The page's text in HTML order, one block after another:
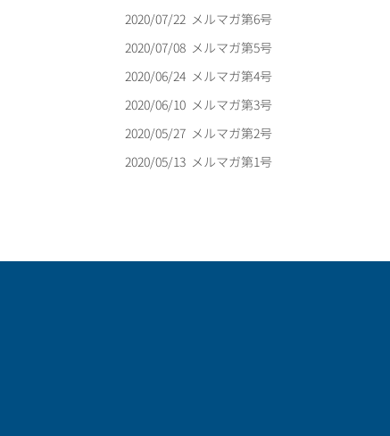
2020/07/22 メルマガ第6号
2020/07/08 メルマガ第5号
2020/06/24 メルマガ第4号
2020/06/10 メルマガ第3号
2020/05/27 メルマガ第2号
2020/05/13 メルマガ第1号